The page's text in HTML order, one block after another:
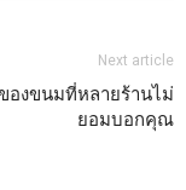
Next article
องขนมที่หลายร้านไม่
ยอมบอกคุณ